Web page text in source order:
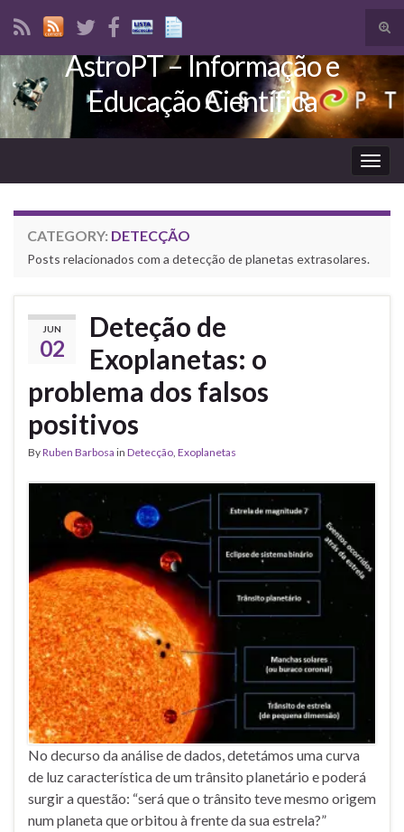
Search for:
AstroPT – Informação e
Educação Científica
CATEGORY: DETECÇÃO
Posts relacionados com a detecção de planetas extrasolares.
JUN
02
Deteção de
Exoplanetas: o
problema dos falsos
positivos
ByRuben Barbosa in Detecção, Exoplanetas
No decurso da análise de dados, detetámos uma curva
de luz característica de um trânsito planetário e poderá
surgir a questão: “será que o trânsito teve mesmo origem
num planeta que orbitou à frente da sua estrela?”